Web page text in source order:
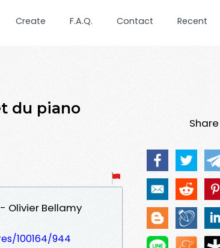
Create F.A.Q. Contact Recent
du piano
Olivier Bellamy
100164/944
Share